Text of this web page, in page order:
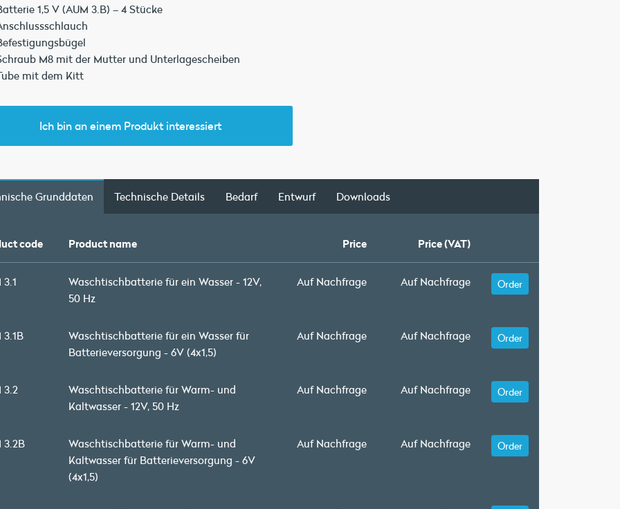
1,5 V (AUM 3.B) – 4 Stücke
M8 mit der Mutter und Unterlagescheiben
mit dem Kitt
Ich bin an einem Produkt interessiert
Grunddaten Technische Details Bedarf Entwurf Downloads
code Product name Price Price (VAT)
3.1
Waschtischbatterie für ein Wasser - 12V,
50 Hz
Auf Nachfrage Auf Nachfrage Order
3.1B
Waschtischbatterie für ein Wasser für
Batterieversorgung - 6V (4x1,5)
Auf Nachfrage Auf Nachfrage Order
3.2
Waschtischbatterie für Warm- und
Kaltwasser - 12V, 50 Hz
Auf Nachfrage Auf Nachfrage Order
3.2B
Waschtischbatterie für Warm- und
Kaltwasser für Batterieversorgung - 6V
(4x1,5)
Auf Nachfrage Auf Nachfrage Order